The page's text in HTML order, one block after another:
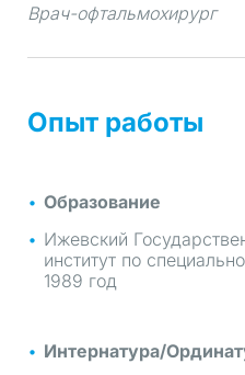
Врач-офтальмохирург
Опыт работы
Образование
Ижевский
институт по
1989 год
Интернатура/